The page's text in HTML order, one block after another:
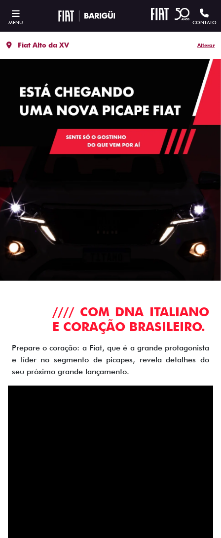
MENU CONTATO
Fiat Alto da XV Alterar
//// COM DNA ITALIANO
E CORAÇÃO BRASILEIRO.
Prepare o coração: a Fiat, que é a grande protagonista
e líder no segmento de picapes, revela detalhes do
seu próximo grande lançamento.